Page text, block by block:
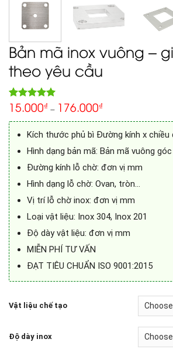
Bản mã inox vuông –
theo yêu cầu
Rated5.00
out of 5
based on
1
customer
rating
15.000₫ – 176.000₫
Kích thước phủ bì Đường kính x chiều
Hình dạng bản mã: Bản mã vuông góc
Đường kính lỗ chờ: đơn vị mm
Hình dạng lỗ chờ: Ovan, tròn…
Vị trí lỗ chờ inox: đơn vị mm
Loại vật liệu: Inox 304, Inox 201
Độ dày vật liệu: đơn vị mm
MIỄN PHÍ TƯ VẤN
ĐẠT TIÊU CHUẨN ISO 9001:2015
Vật liệu chế tạo
Độ dày inox